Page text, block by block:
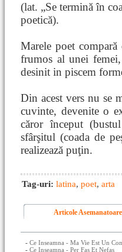
(lat. „Se termină în
poetică).
Marele poet
frumos al unei
desinit in piscem
Din acest vers nu se
cuvinte, devenite o
căror început
sfârşitul (coada de
realizează puţin.
Tag-uri: latina, poet, arta
Articole Asemanatoare
- Ce Inseamna - Ma Vie Est Un
- Ce Inseamna - Per Fas Et Nefas